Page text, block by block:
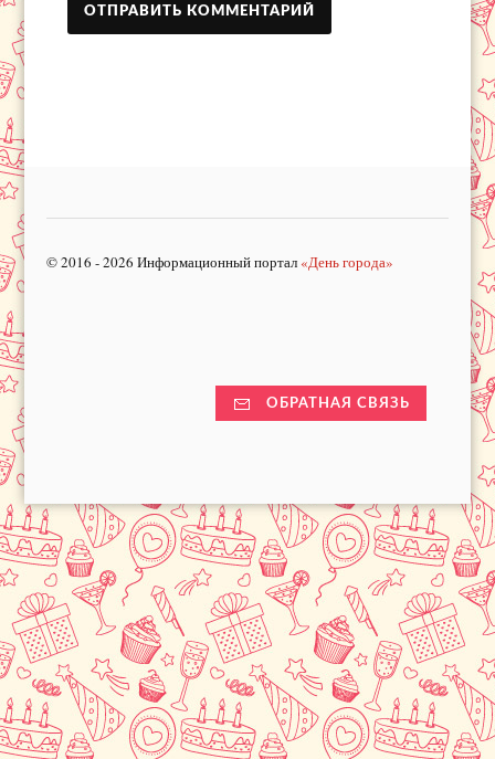
© 2016 - 2026 Информационный портал «День города»
ОБРАТНАЯ СВЯЗЬ